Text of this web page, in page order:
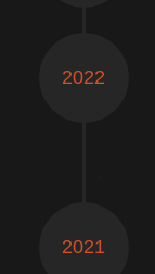
2022
2021